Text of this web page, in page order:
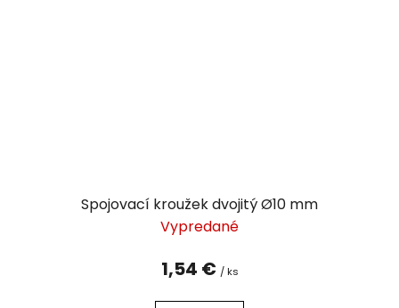
Spojovací kroužek dvojitý Ø10 mm
Vypredané
1,54 € / ks